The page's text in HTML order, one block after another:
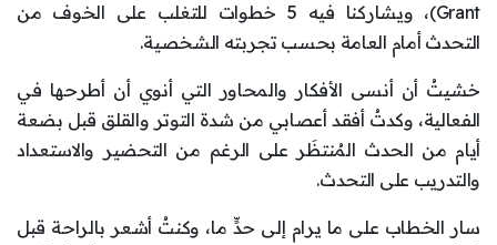
Grant)، ويشاركنا فيه 5 خطوات للتغلب على الخوف من
التحدث أمام العامة بحسب تجربته الشخصية.
خشيتُ أن أنسى الأفكار والمحاور التي أنوي أن أطرحها في
الفعالية، وكدتُ أفقد أعصابي من شدة التوتر والقلق قبل بضعة
أيام من الحدث المُنتظَر على الرغم من التحضير والاستعداد
والتدريب على التحدث.
سار الخطاب على ما يرام إلى حدٍّ ما، وكنتُ أشعر بالراحة قبل